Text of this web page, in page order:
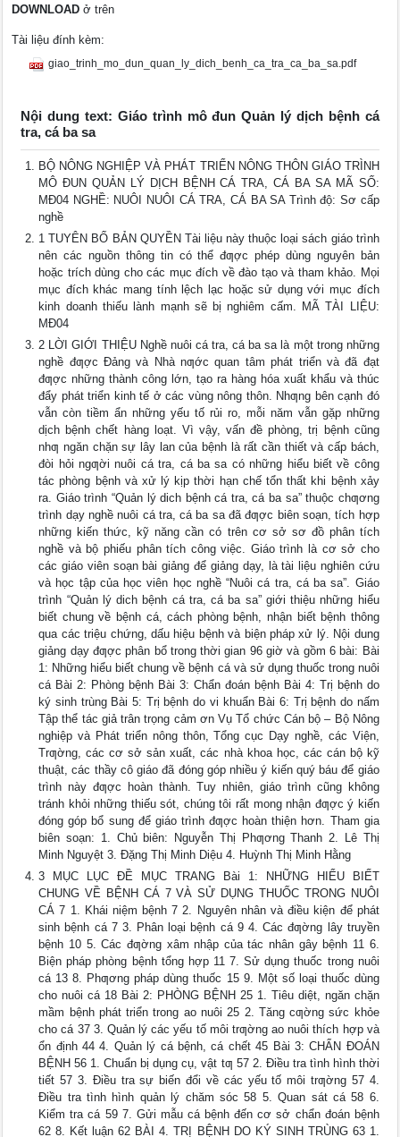
DOWNLOAD ở trên
Tài liệu đính kèm:
giao_trinh_mo_dun_quan_ly_dich_benh_ca_tra_ca_ba_sa.pdf
Nội dung text: Giáo trình mô đun Quản lý dịch bệnh cá
tra, cá ba sa
BỘ NÔNG NGHIỆP VÀ PHÁT TRIỂN NÔNG THÔN GIÁO TRÌNH
MÔ ĐUN QUẢN LÝ DỊCH BỆNH CÁ TRA, CÁ BA SA MÃ SỐ:
MĐ04 NGHỀ: NUÔI NUÔI CÁ TRA, CÁ BA SA Trình độ: Sơ cấp
nghề
1 TUYÊN BỐ BẢN QUYỀN Tài liệu này thuộc loại sách giáo trình
nên các nguồn thông tin có thể đƣợc phép dùng nguyên bản
hoặc trích dùng cho các mục đích về đào tạo và tham khảo. Mọi
mục đích khác mang tính lệch lạc hoặc sử dụng với mục đích
kinh doanh thiếu lành mạnh sẽ bị nghiêm cấm. MÃ TÀI LIỆU:
MĐ04
2 LỜI GIỚI THIỆU Nghề nuôi cá tra, cá ba sa là một trong những
nghề đƣợc Đảng và Nhà nƣớc quan tâm phát triển và đã đạt
đƣợc những thành công lớn, tạo ra hàng hóa xuất khẩu và thúc
đẩy phát triển kinh tế ở các vùng nông thôn. Nhƣng bên cạnh đó
vẫn còn tiềm ẩn những yếu tố rủi ro, mỗi năm vẫn gặp những
dịch bệnh chết hàng loạt. Vì vậy, vấn đề phòng, trị bệnh cũng
nhƣ ngăn chặn sự lây lan của bệnh là rất cần thiết và cấp bách,
đòi hỏi ngƣời nuôi cá tra, cá ba sa có những hiểu biết về công
tác phòng bệnh và xử lý kịp thời hạn chế tổn thất khi bệnh xảy
ra. Giáo trình “Quản lý dich bệnh cá tra, cá ba sa” thuộc chƣơng
trình dạy nghề nuôi cá tra, cá ba sa đã đƣợc biên soạn, tích hợp
những kiến thức, kỹ năng cần có trên cơ sở sơ đồ phân tích
nghề và bộ phiếu phân tích công việc. Giáo trình là cơ sở cho
các giáo viên soạn bài giảng để giảng dạy, là tài liệu nghiên cứu
và học tập của học viên học nghề “Nuôi cá tra, cá ba sa”. Giáo
trình “Quản lý dich bệnh cá tra, cá ba sa” giới thiệu những hiểu
biết chung về bệnh cá, cách phòng bệnh, nhận biết bệnh thông
qua các triệu chứng, dấu hiệu bệnh và biện pháp xử lý. Nội dung
giảng dạy đƣợc phân bổ trong thời gian 96 giờ và gồm 6 bài: Bài
1: Những hiểu biết chung về bệnh cá và sử dụng thuốc trong nuôi
cá Bài 2: Phòng bệnh Bài 3: Chẩn đoán bệnh Bài 4: Trị bệnh do
ký sinh trùng Bài 5: Trị bệnh do vi khuẩn Bài 6: Trị bệnh do nấm
Tập thể tác giả trân trọng cảm ơn Vụ Tổ chức Cán bộ – Bộ Nông
nghiệp và Phát triển nông thôn, Tổng cục Dạy nghề, các Viện,
Trƣờng, các cơ sở sản xuất, các nhà khoa học, các cán bộ kỹ
thuật, các thầy cô giáo đã đóng góp nhiều ý kiến quý báu để giáo
trình này đƣợc hoàn thành. Tuy nhiên, giáo trình cũng không
tránh khỏi những thiếu sót, chúng tôi rất mong nhận đƣợc ý kiến
đóng góp bổ sung để giáo trình đƣợc hoàn thiện hơn. Tham gia
biên soạn: 1. Chủ biên: Nguyễn Thị Phƣơng Thanh 2. Lê Thị
Minh Nguyệt 3. Đặng Thị Minh Diệu 4. Huỳnh Thị Minh Hằng
3 MỤC LỤC ĐỀ MỤC TRANG Bài 1: NHỮNG HIỂU BIẾT
CHUNG VỀ BỆNH CÁ 7 VÀ SỬ DỤNG THUỐC TRONG NUÔI
CÁ 7 1. Khái niệm bệnh 7 2. Nguyên nhân và điều kiện để phát
sinh bệnh cá 7 3. Phân loại bệnh cá 9 4. Các đƣờng lây truyền
bệnh 10 5. Các đƣờng xâm nhập của tác nhân gây bệnh 11 6.
Biện pháp phòng bệnh tổng hợp 11 7. Sử dụng thuốc trong nuôi
cá 13 8. Phƣơng pháp dùng thuốc 15 9. Một số loại thuốc dùng
cho nuôi cá 18 Bài 2: PHÒNG BỆNH 25 1. Tiêu diệt, ngăn chặn
mầm bệnh phát triển trong ao nuôi 25 2. Tăng cƣờng sức khỏe
cho cá 37 3. Quản lý các yếu tố môi trƣờng ao nuôi thích hợp và
ổn định 44 4. Quản lý cá bệnh, cá chết 45 Bài 3: CHẨN ĐOÁN
BỆNH 56 1. Chuẩn bị dụng cụ, vật tƣ 57 2. Điều tra tình hình thời
tiết 57 3. Điều tra sự biến đổi về các yếu tố môi trƣờng 57 4.
Điều tra tình hình quản lý chăm sóc 58 5. Quan sát cá 58 6.
Kiểm tra cá 59 7. Gửi mẫu cá bệnh đến cơ sở chẩn đoán bệnh
62 8. Kết luận 62 BÀI 4. TRỊ BỆNH DO KÝ SINH TRÙNG 63 1.